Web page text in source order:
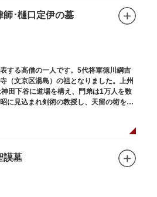
師･樋口定伊の墓
する高僧の一人です。5代将軍徳川綱吉
（文京区湯島）の祖となりました。上州
田下谷に道場を構え、門弟は1万人を数
に見込まれ剣術の教授し、天留の術を創
ごくいん）にあります。
謨墓